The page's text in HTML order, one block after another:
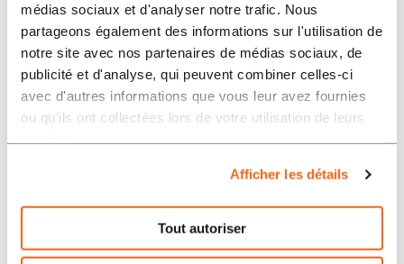
médias sociaux et d'analyser notre trafic. Nous
partageons également des informations sur l'utilisation de
notre site avec nos partenaires de médias sociaux, de
publicité et d'analyse, qui peuvent combiner celles-ci
avec d'autres informations que vous leur avez fournies
ou qu'ils ont collectées lors de votre utilisation de leurs
Afficher les détails
Tout autoriser
Soleure
Yverdon-les-Bains
Aarau
Nos offres d’emploi en Suisse
par secteur
Administration et secrétariat